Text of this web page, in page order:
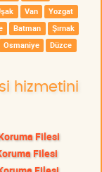
Van
Yozgat
Batman
Şırnak
Osmaniye Düzce
hizmetini
Filesi
Filesi